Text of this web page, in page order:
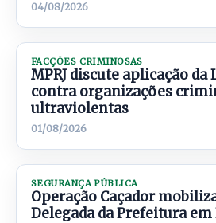
04/08/2026
FACÇÕES CRIMINOSAS
MPRJ discute aplicação
contra organizações
ultraviolentas
01/08/2026
SEGURANÇA PÚBLICA
Operação Caçador
Delegada da Prefeitura